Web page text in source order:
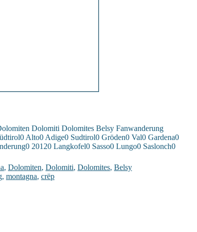
Dolomiti Dolomites Belsy Fanwanderung
Alto0 Adige0 Sudtirol0 Gröden0 Val0 Gardena0
20120 Langkofel0 Sasso0 Lungo0 Saslonch0
, Dolomiten, Dolomiti, Dolomites, Belsy
, montagna, crëp